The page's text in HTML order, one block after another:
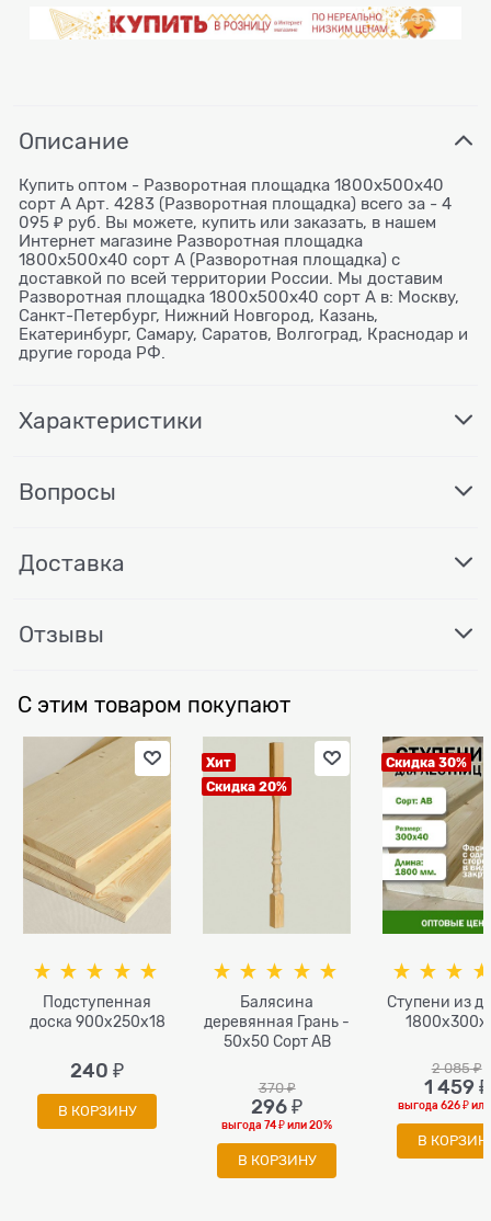
Описание
Купить оптом - Разворотная площадка 1800х500х40
сорт А Арт. 4283 (Разворотная площадка) всего за - 4
095 ₽ руб. Вы можете, купить или заказать, в нашем
Интернет магазине Разворотная площадка
1800х500х40 сорт А (Разворотная площадка) с
доставкой по всей территории России. Мы доставим
Разворотная площадка 1800х500х40 сорт А в: Москву,
Санкт-Петербург, Нижний Новгород, Казань,
Екатеринбург, Самару, Саратов, Волгоград, Краснодар и
другие города РФ.
Характеристики
Вопросы
Доставка
Отзывы
С этим товаром покупают
Подступенная
доска 900x250x18
240 ₽
В КОРЗИНУ
Хит
Скидка 20%
Балясина
деревянная Грань -
50x50 Сорт AB
370 ₽
296 ₽
выгода74 ₽или20%
В КОРЗИНУ
Скидка 30%
Ступени из
2 085 ₽
1 459 ₽
выгода 626 ₽
В